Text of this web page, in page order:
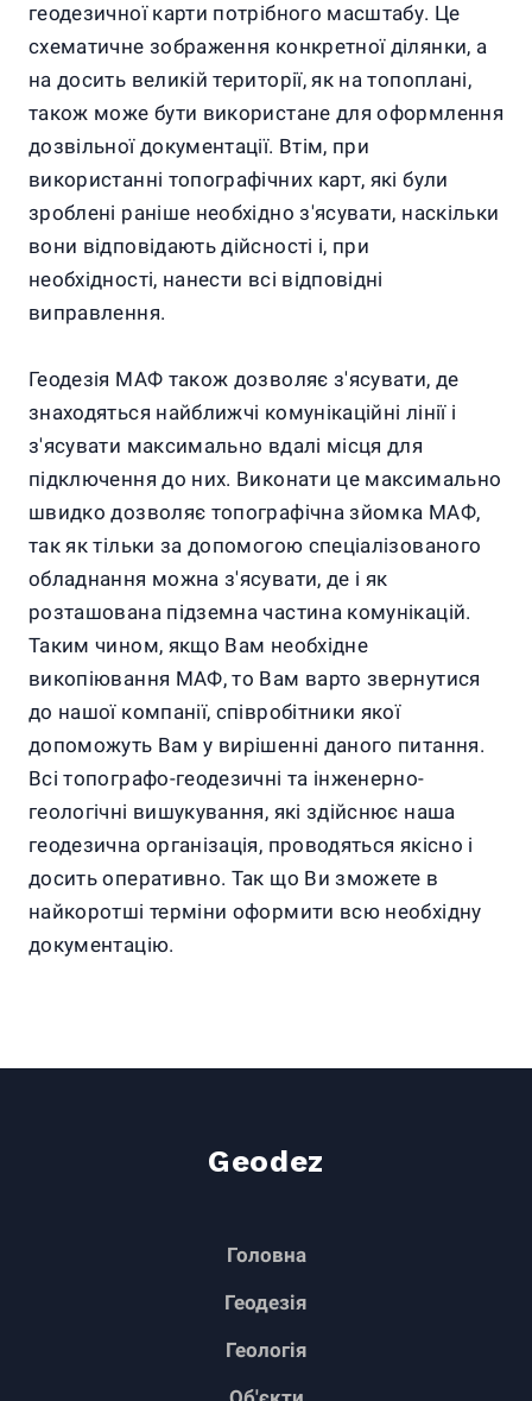
геодезичної карти потрібного масштабу. Це
схематичне зображення конкретної ділянки, а
на досить великій території, як на топоплані,
також може бути використане для оформлення
дозвільної документації. Втім, при
використанні топографічних карт, які були
зроблені раніше необхідно з'ясувати, наскільки
вони відповідають дійсності і, при
необхідності, нанести всі відповідні
виправлення.
Геодезія МАФ також дозволяє з'ясувати, де
знаходяться найближчі комунікаційні лінії і
з'ясувати максимально вдалі місця для
підключення до них. Виконати це максимально
швидко дозволяє топографічна зйомка МАФ,
так як тільки за допомогою спеціалізованого
обладнання можна з'ясувати, де і як
розташована підземна частина комунікацій.
Таким чином, якщо Вам необхідне
викопіювання МАФ, то Вам варто звернутися
до нашої компанії, співробітники якої
допоможуть Вам у вирішенні даного питання.
Всі топографо-геодезичні та інженерно-
геологічні вишукування, які здійснює наша
геодезична організація, проводяться якісно і
досить оперативно. Так що Ви зможете в
найкоротші терміни оформити всю необхідну
документацію.
Geodez
Головна
Геодезія
Геологія